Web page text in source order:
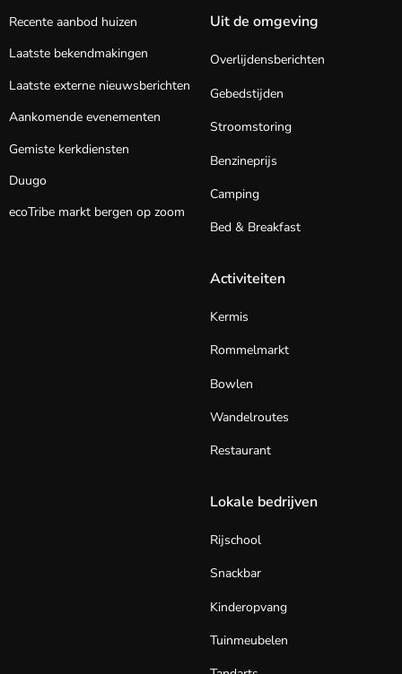
Recente aanbod huizen
Laatste bekendmakingen
Laatste externe nieuwsberichten
Aankomende evenementen
Gemiste kerkdiensten
Duugo
ecoTribe markt bergen op zoom
Uit de omgeving
Overlijdensberichten
Gebedstijden
Stroomstoring
Benzineprijs
Camping
Bed & Breakfast
Activiteiten
Kermis
Rommelmarkt
Bowlen
Wandelroutes
Restaurant
Lokale bedrijven
Rijschool
Snackbar
Kinderopvang
Tuinmeubelen